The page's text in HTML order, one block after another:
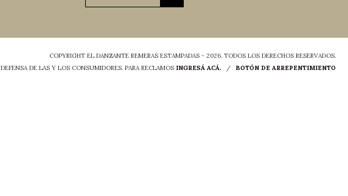
COPYRIGHT EL DANZANTE REMERAS ESTAMPADAS - 2026. TODOS LOS DERECHOS RESERVADOS.
DEFENSA DE LAS Y LOS CONSUMIDORES. PARA RECLAMOS INGRESÁ ACÁ. / BOTÓN DE ARREPENTIMIENTO